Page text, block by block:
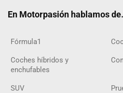
En Motorpasión hablamos
Fórmula1
Coches híbridos y
enchufables
SUV